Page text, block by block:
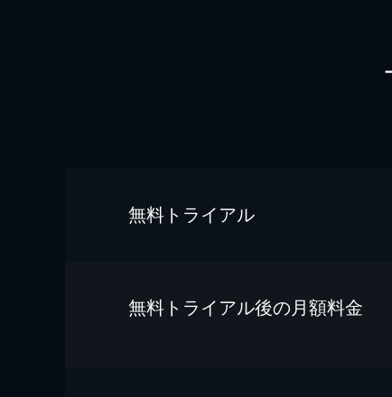
無料トライアル
無料トライアル後の⽉額料金